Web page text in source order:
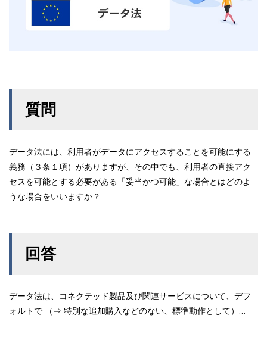
質問
データ法には、利用者がデータにアクセスすることを可能にする
義務（３条１項）がありますが、その中でも、利用者の直接アク
セスを可能とする必要がある「妥当かつ可能」な場合とはどのよ
うな場合をいいますか？
回答
データ法は、コネクテッド製品及び関連サービスについて、デフ
ォルトで （⇒ 特別な追加購入などのない、標準動作として）…